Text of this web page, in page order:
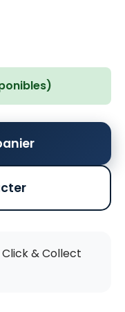
Click & Collect